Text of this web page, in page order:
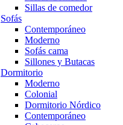
Sillas de comedor
Sofás
Contemporáneo
Moderno
Sofás cama
Sillones y Butacas
Dormitorio
Moderno
Colonial
Dormitorio Nórdico
Contemporáneo